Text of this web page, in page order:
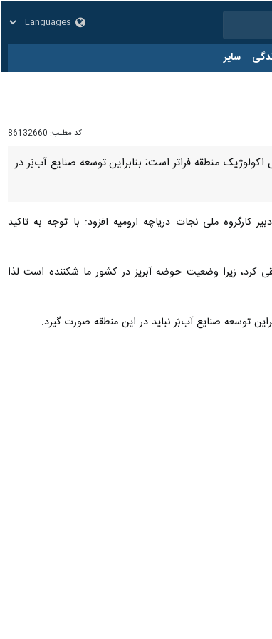
سایر
کد مطلب: 86132660
منطقه فراتر است،َ بنابراین توسعه صنایع آب‌بَر در این
کارگروه ملی نجات دریاچه ارومیه افزود: با توجه به تاکید
زیرا وضعیت حوضه آبریز در کشور ما شکننده است لذا
توسعه صنایع آب‌بَر نباید در این منطقه صورت گیرد.
است نمایندگان مجلس در مسیر اصلاح قانون‌گذاری ورود